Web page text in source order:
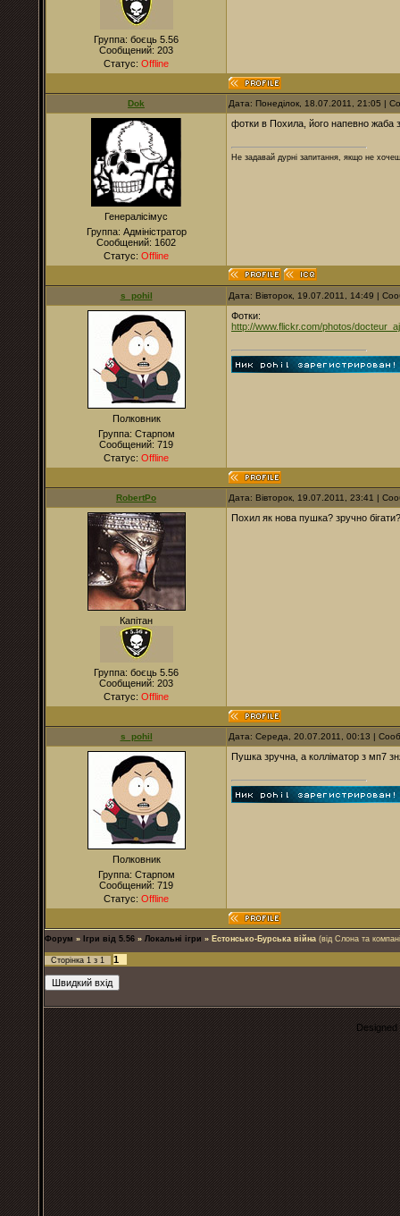
Группа: боєць 5.56
Сообщений: 203
Статус: Offline
Dok Дата: Понеділок, 18.07.2011, 21:05 |
Генералісімус
Группа: Адміністратор
Сообщений: 1602
Статус: Offline
фотки в Похила, його напевно жаба
Не задавай дурні запитання, якщо не
s_pohil Дата: Вівторок, 19.07.2011, 14:49 |
Полковник
Группа: Старпом
Сообщений: 719
Статус: Offline
Фотки:
http://www.flickr.com/photos/
RobertPo Дата: Вівторок, 19.07.2011, 23:41 |
Капітан
Группа: боєць 5.56
Сообщений: 203
Статус: Offline
Похил як нова пушка? зручно
s_pohil Дата: Середа, 20.07.2011, 00:13 |
Полковник
Группа: Старпом
Сообщений: 719
Статус: Offline
Пушка зручна, а колліматор з мп7
Форум » Ігри від 5.56 » Локальні ігри » Естонсько-Бурська війна (від Слона та
Сторінка 1 з 1 1